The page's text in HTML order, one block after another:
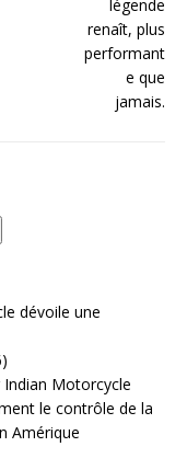
dévoile une
Indian Motorcycle
le contrôle de la
Amérique